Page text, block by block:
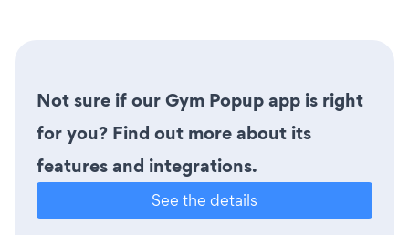
Not sure if our Gym Popup app is right
for you? Find out more about its
features and integrations.
See the details